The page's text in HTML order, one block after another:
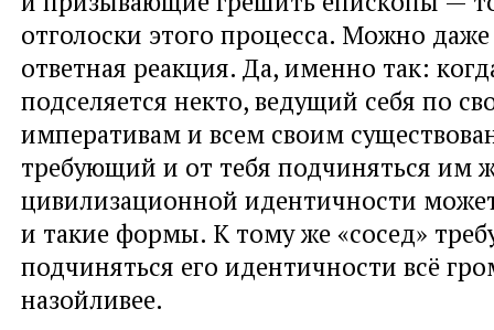
отголоски этого процесса. Можно даже
ответная реакция. Да, именно так:
подселяется некто, ведущий себя по
императивам и всем своим
требующий и от тебя подчиняться им
цивилизационной идентичности
и такие формы. К тому же «сосед»
подчиняться его идентичности всё
назойливее.